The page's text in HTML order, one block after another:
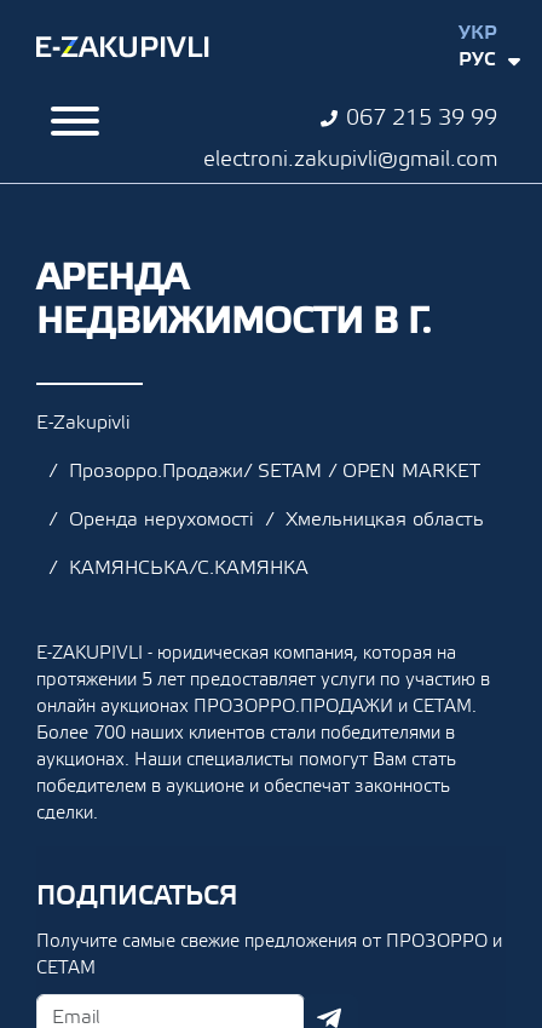
067 215 39 99
electroni.zakupivli@gmail.com
УКР
РУС
АРЕНДА
НЕДВИЖИМОСТИ В Г.
E-Zakupivli
Прозорро.Продажи/ SETAM / OPEN MARKET
Оренда нерухомості
Хмельницкая область
КАМЯНСЬКА/С.КАМЯНКА
E-ZAKUPIVLI - юридическая компания, которая на
протяжении 5 лет предоставляет услуги по участию в
онлайн аукционах ПРОЗОРРО.ПРОДАЖИ и СЕТАМ.
Более 700 наших клиентов стали победителями в
аукционах. Наши специалисты помогут Вам стать
победителем в аукционе и обеспечат законность
сделки.
ПОДПИСАТЬСЯ
Получите самые свежие предложения от ПРОЗОРРО и
СЕТАМ